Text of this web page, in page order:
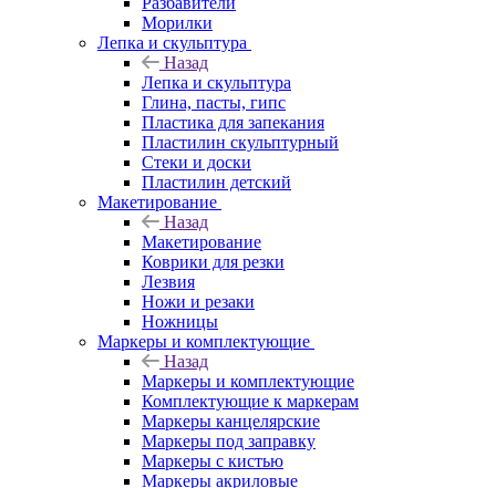
Морилки
Лепка и скульптура
Назад
Лепка и скульптура
Глина, пасты, гипс
Пластика для запекания
Пластилин скульптурный
Стеки и доски
Пластилин детский
Макетирование
Назад
Макетирование
Коврики для резки
Лезвия
Ножи и резаки
Ножницы
Маркеры и комплектующие
Назад
Маркеры и комплектующие
Комплектующие к маркерам
Маркеры канцелярские
Маркеры под заправку
Маркеры с кистью
Маркеры акриловые